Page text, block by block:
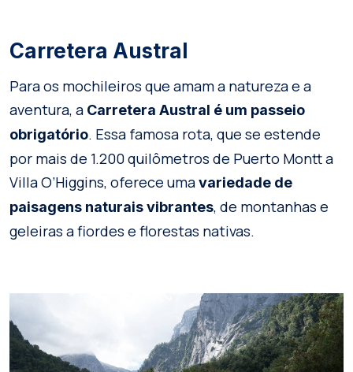
Carretera Austral
Para os mochileiros que amam a natureza e a
aventura, a Carretera Austral é um passeio
obrigatório. Essa famosa rota, que se estende
por mais de 1.200 quilômetros de Puerto Montt a
Villa O’Higgins, oferece umavariedade de
paisagens naturais vibrantes, de montanhas e
geleiras a fiordes e florestas nativas.